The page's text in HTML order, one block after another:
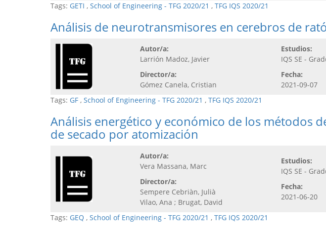
Tags: GETI , School of Engineering - TFG 2020/21 , TFG IQS 2020/21
Análisis de neurotransmisores en cerebros de
Autor/a:
Larrión Madoz, Javier
Director/a:
Gómez Canela, Cristian
Estudios:
IQS SE -
Fecha:
2021-09-07
Tags: GF , School of Engineering - TFG 2020/21 , TFG IQS 2020/21
Análisis energético y económico de los métodos
de secado por atomización
Autor/a:
Vera Massana, Marc
Director/a:
Sempere Cebriàn, Julià
Vilao, Ana ; Brugat, David
Estudios:
IQS SE -
Fecha:
2021-06-20
Tags: GEQ , School of Engineering - TFG 2020/21 , TFG IQS 2020/21